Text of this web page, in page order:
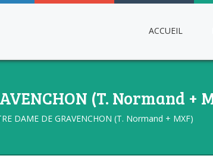
ACCUEIL
(T. Normand +
DAME DE GRAVENCHON (T. Normand + MXF)